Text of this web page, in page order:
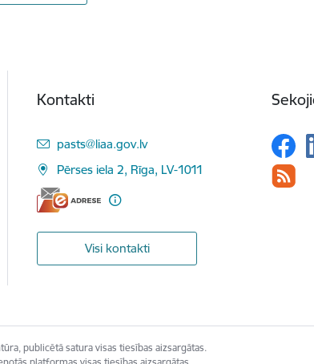
Kontakti
E-pasts:
pasts@liaa.gov.lv
Pērses iela 2, Rīga, LV-1011
Visi kontakti
publicētā satura visas tiesības aizsargātas.